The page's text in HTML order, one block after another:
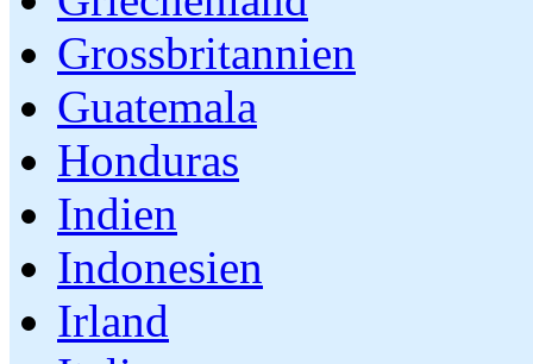
Grossbritannien
Guatemala
Honduras
Indien
Indonesien
Irland